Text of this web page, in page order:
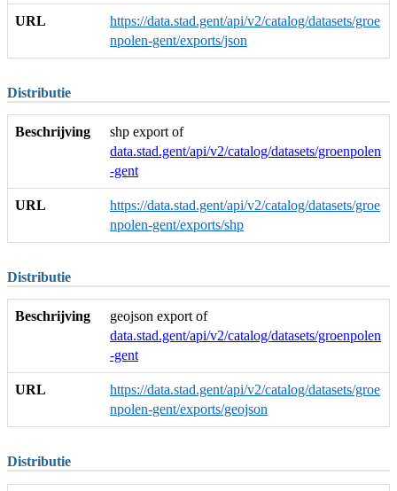
URL
https://data.stad.gent/api/v2/catalog/datasets/groe
npolen-gent/exports/json
Distributie
Beschrijving
shp export of
data.stad.gent/api/v2/catalog/datasets/groenpolen
-gent
URL
https://data.stad.gent/api/v2/catalog/datasets/groe
npolen-gent/exports/shp
Distributie
Beschrijving
geojson export of
data.stad.gent/api/v2/catalog/datasets/groenpolen
-gent
URL
https://data.stad.gent/api/v2/catalog/datasets/groe
npolen-gent/exports/geojson
Distributie